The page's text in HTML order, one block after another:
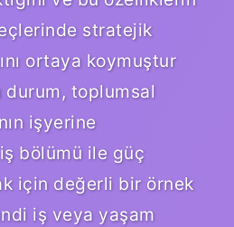
stratejik
ortaya koymuştur
durum, toplumsal
işyerine
iş bölümü ile güç
için değerli bir örnek
iş veya yaşam